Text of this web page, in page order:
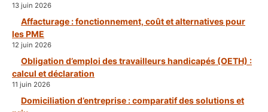
13 juin 2026
Affacturage : fonctionnement, coût et alternatives pour
les PME
12 juin 2026
Obligation d’emploi des travailleurs handicapés (OETH) :
calcul et déclaration
11 juin 2026
Domiciliation d’entreprise : comparatif des solutions et